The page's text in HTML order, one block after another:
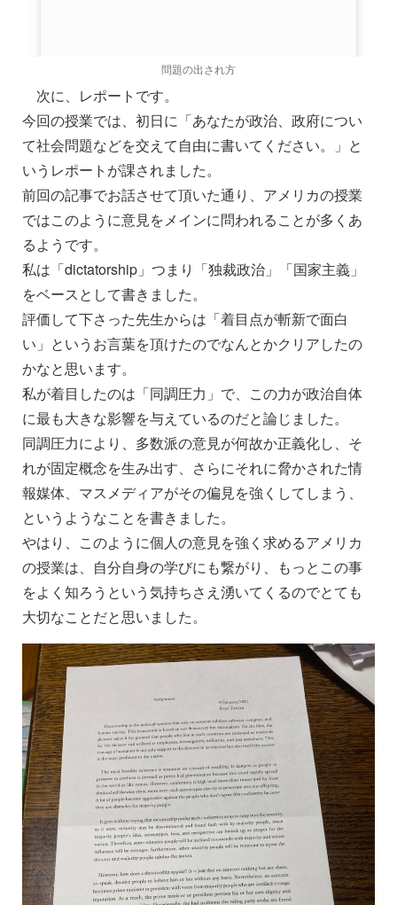
問題の出され方
次に、レポートです。
今回の授業では、初日に「あなたが政治、政府につい
て社会問題などを交えて自由に書いてください。」と
いうレポートが課されました。
前回の記事でお話させて頂いた通り、アメリカの授業
ではこのように意見をメインに問われることが多くあ
るようです。
私は「dictatorship」つまり「独裁政治」「国家主義」
をベースとして書きました。
評価して下さった先生からは「着目点が斬新で面白
い」というお言葉を頂けたのでなんとかクリアしたの
かなと思います。
私が着目したのは「同調圧力」で、この力が政治自体
に最も大きな影響を与えているのだと論じました。
同調圧力により、多数派の意見が何故か正義化し、そ
れが固定概念を生み出す、さらにそれに脅かされた情
報媒体、マスメディアがその偏見を強くしてしまう、
というようなことを書きました。
やはり、このように個人の意見を強く求めるアメリカ
の授業は、自分自身の学びにも繋がり、もっとこの事
をよく知ろうという気持ちさえ湧いてくるのでとても
大切なことだと思いました。